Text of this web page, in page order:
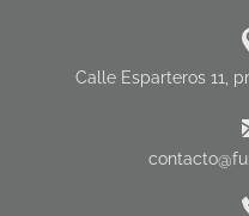
Calle Esparteros 11,